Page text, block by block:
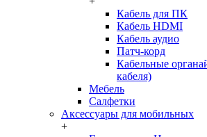
Кабель для ПК
Кабель HDMI
Кабель аудио
Патч-корд
Кабельные
кабеля)
Мебель
Салфетки
Аксессуары для мобильных
+